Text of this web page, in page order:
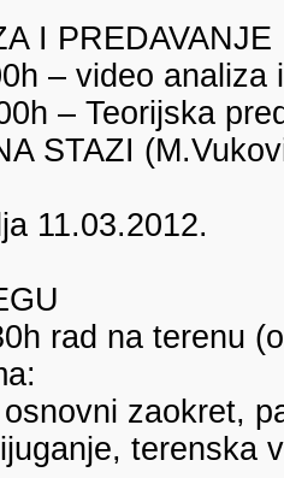
I PREDAVANJE
– video analiza
– Teorijska
STAZI
11.03.2012.
rad na terenu
zaokret,
terenska